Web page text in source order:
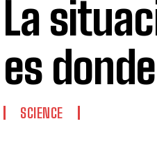
La
es
SCIENCE